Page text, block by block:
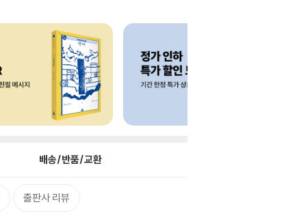
배송/반품/교환
출판사 리뷰